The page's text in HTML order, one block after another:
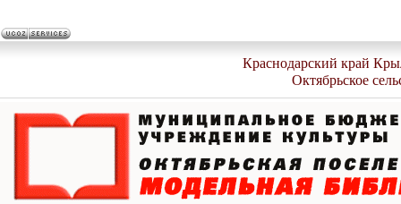
Краснодарский край
Октябрьское